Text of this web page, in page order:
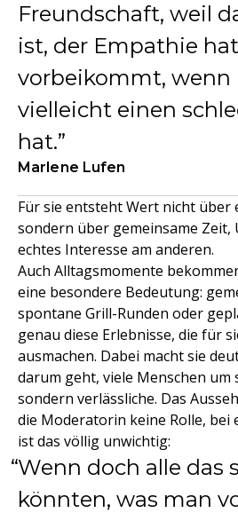
Freundschaft, weil
ist, der Empathie
vorbeikommt, wenn
vielleicht einen
hat.
Marlene Lufen
Für sie entsteht Wert nicht über
sondern über gemeinsame
echtes Interesse am anderen.
Auch Alltagsmomente
eine besondere Bedeutung:
spontane Grill-Runden oder
genau diese Erlebnisse, die für
ausmachen. Dabei macht sie
darum geht, viele Menschen um
sondern verlässliche. Das
die Moderatorin keine Rolle, bei
ist das völlig unwichtig:
Wenn doch alle das
könnten, was man